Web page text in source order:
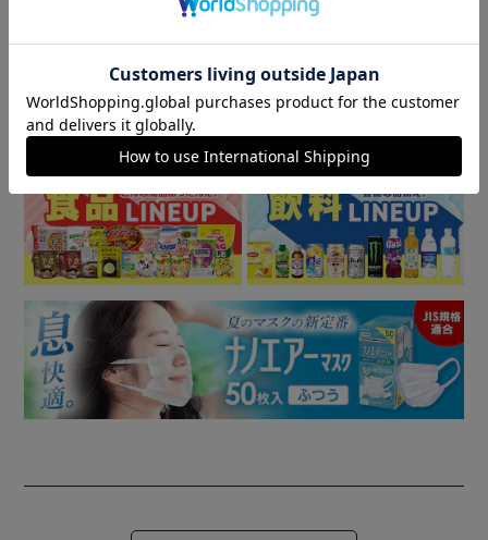
大変申し訳ありませんが、【配達時間指定】【代金引換での
商品情報
▼ 食品・飲料おすすめ ▼